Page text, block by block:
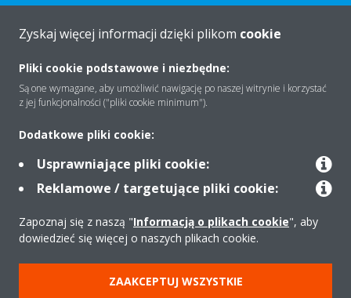
Rozwiązania
Kontakt
Produkty
Copyright © Daikin
Zyskaj więcej informacji dzięki plikom cookie
Pliki cookie podstawowe i niezbędne:
Są one wymagane, aby umożliwić nawigację po naszej witrynie i korzystać
z jej funkcjonalności ("pliki cookie minimum").
Dodatkowe pliki cookie:
Usprawniające pliki cookie:
Reklamowe / targetujące pliki cookie:
Zapoznaj się z naszą "Informacją o plikach cookie", aby
dowiedzieć się więcej o naszych plikach cookie.
ZAAKCEPTUJ WSZYSTKIE